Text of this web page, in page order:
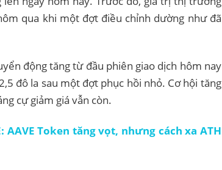
qua khi một đợt điều chỉnh dường như đã
động tăng từ đầu phiên giao dịch hôm nay
đô la sau một đợt phục hồi nhỏ. Cơ hội tăng
cự giảm giá vẫn còn.
AAVE Token tăng vọt, nhưng cách xa ATH